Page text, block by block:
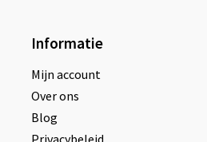
Informatie
Mijn account
Over ons
Blog
Privacybeleid